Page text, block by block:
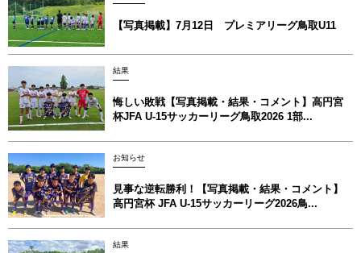
【写真掲載】7月12日 プレミアリーグ鳥取U11
結果
悔しい敗戦【写真掲載・結果・コメント】高円宮
杯JFA U-15サッカーリーグ鳥取2026 1部...
お知らせ
見事な逆転勝利！【写真掲載・結果・コメント】
高円宮杯 JFA U-15サッカーリーグ2026鳥...
結果